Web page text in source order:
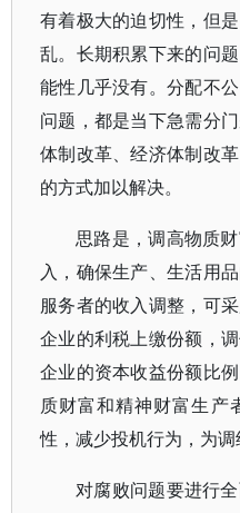
有着极大的迫切性，但
乱。长期积累下来的问
能性几乎没有。分配不
问题，都是当下急需分
体制改革、经济体制改
的方式加以解决。
思路是，调高物质
入，确保生产、生活用
服务者的收入调整，可
企业的利税上缴份额，
企业的资本收益份额比
质财富和精神财富生产
性，减少投机行为，为调
对腐败问题要进行